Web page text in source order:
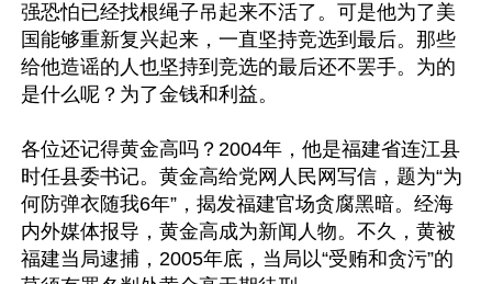
强恐怕已经找根绳子吊起来不活了。可是他为了美
国能够重新复兴起来，一直坚持竞选到最后。那些
给他造谣的人也坚持到竞选的最后还不罢手。为的
是什么呢？为了金钱和利益。
各位还记得黄金高吗？2004年，他是福建省连江县
时任县委书记。黄金高给党网人民网写信，题为“为
何防弹衣随我6年”，揭发福建官场贪腐黑暗。经海
内外媒体报导，黄金高成为新闻人物。不久，黄被
福建当局逮捕，2005年底，当局以“受贿和贪污”的